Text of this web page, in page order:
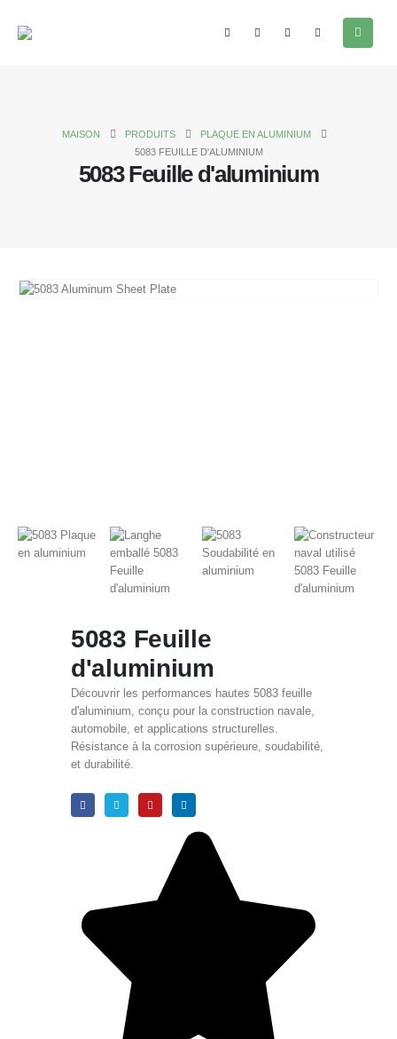
MAISON PRODUITS
PLAQUE EN ALUMINIUM
5083 FEUILLE D'ALUMINIUM
5083 Feuille d'aluminium
5083 Feuille
d'aluminium
Découvrir les performances hautes 5083 feuille
d'aluminium, conçu pour la construction navale,
automobile, et applications structurelles.
Résistance à la corrosion supérieure, soudabilité,
et durabilité.